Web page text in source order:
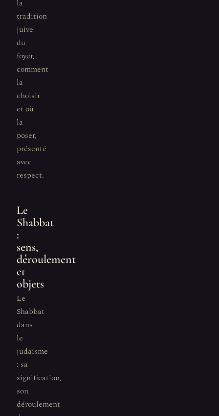
la
tradition
juive
du
foyer,
comment
la
choisir
et où
la
poser,
présenté
avec
respect.
Le
Shabbat
:
sens,
déroulement
et
objets
Le
Shabbat
dans
le
judaïsme
: sa
signification,
son
déroulement